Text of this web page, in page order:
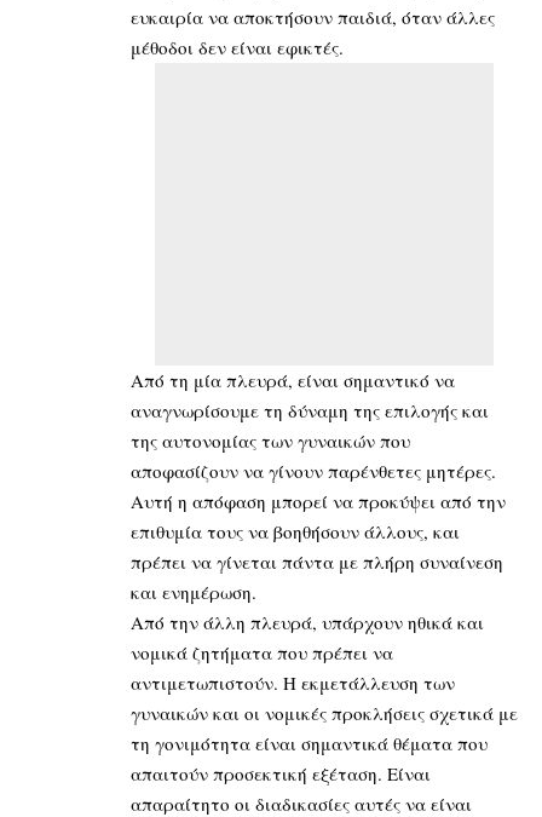
ευκαιρία να αποκτήσουν παιδιά, όταν άλλες
μέθοδοι δεν είναι εφικτές.
Από τη μία πλευρά, είναι σημαντικό να
αναγνωρίσουμε τη δύναμη της επιλογής και
της αυτονομίας των γυναικών που
αποφασίζουν να γίνουν παρένθετες μητέρες.
Αυτή η απόφαση μπορεί να προκύψει από την
επιθυμία τους να βοηθήσουν άλλους, και
πρέπει να γίνεται πάντα με πλήρη συναίνεση
και ενημέρωση.
Από την άλλη πλευρά, υπάρχουν ηθικά και
νομικά ζητήματα που πρέπει να
αντιμετωπιστούν. Η εκμετάλλευση των
γυναικών και οι νομικές προκλήσεις σχετικά με
τη γονιμότητα είναι σημαντικά θέματα που
απαιτούν προσεκτική εξέταση. Είναι
απαραίτητο οι διαδικασίες αυτές να είναι